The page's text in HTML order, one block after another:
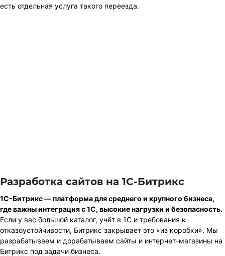
есть отдельная услуга такого переезда.
Разработка сайтов на 1С-Битрикс
1С-Битрикс — платформа для среднего и крупного бизнеса,
где важны интеграция с 1С, высокие нагрузки и безопасность.
Если у вас большой каталог, учёт в 1С и требования к
отказоустойчивости, Битрикс закрывает это «из коробки». Мы
разрабатываем и дорабатываем сайты и интернет-магазины на
Битрикс под задачи бизнеса.